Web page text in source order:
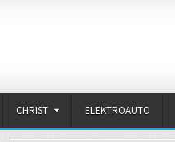
CHRIST ELEKTROAUTO